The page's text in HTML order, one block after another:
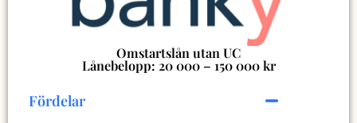
Omstartslån utan UC
Lånebelopp: 20 000 – 150 000 kr
Fördelar